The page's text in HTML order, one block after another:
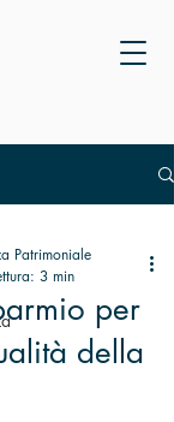
per
della
Patrimoniale
3 min